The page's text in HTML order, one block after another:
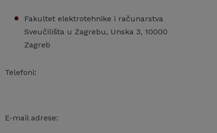
Fakultet elektrotehnike i računarstva
Sveučilišta u Zagrebu, Unska 3, 10000
Zagreb
Telefoni:
E-mail adrese: